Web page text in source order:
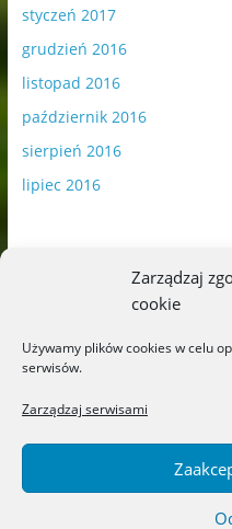
Zarządzaj
cookie
Używamy plików cookies w celu
serwisów.
Zarządzaj serwisami
styczeń 2017
grudzień 2016
listopad 2016
październik 2016
sierpień 2016
lipiec 2016